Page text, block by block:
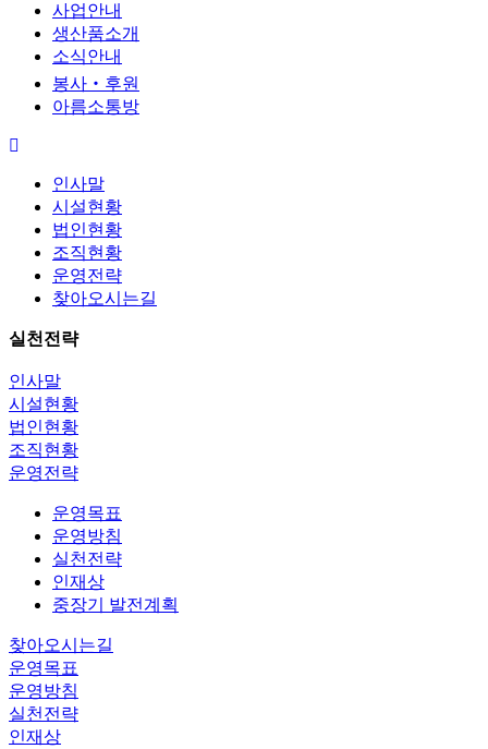
사업안내
생산품소개
소식안내
봉사‧후원
아름소통방
인사말
시설현황
법인현황
조직현황
운영전략
찾아오시는길
실천전략
인사말
시설현황
법인현황
조직현황
운영전략
운영목표
운영방침
실천전략
인재상
중장기 발전계획
찾아오시는길
운영목표
운영방침
실천전략
인재상